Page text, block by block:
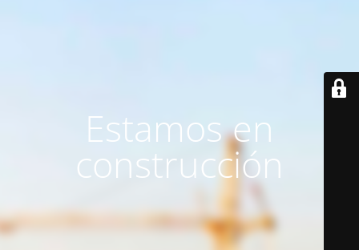
Estamos en
construcción